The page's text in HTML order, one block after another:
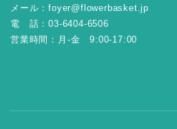
メール：foyer@flowerbasket.jp
電 話：03-6404-6506
営業時間：月-金 9:00-17:00